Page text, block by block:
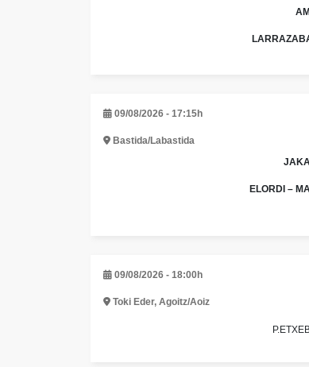
09/08/2026 - 17:15h
Bastida/Labastida
ELORDI –
09/08/2026 - 18:00h
Toki Eder, Agoitz/Aoiz